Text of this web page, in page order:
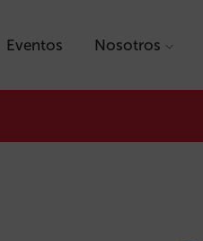
Eventos Nosotros